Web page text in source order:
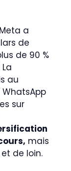
a
de
de 90 %
au
sur
mais
de loin.